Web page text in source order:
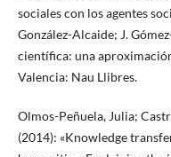
sociales con los agentes
González-Alcaide; J.
científica: una
Valencia: Nau Llibres.
Olmos-Peñuela, Julia;
(2014): «Knowledge